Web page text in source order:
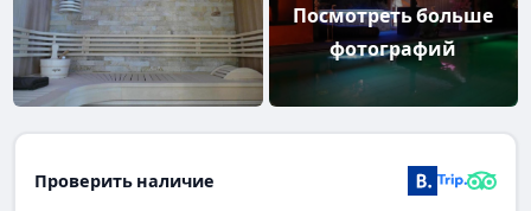
Посмотреть больше
фотографий
Проверить наличие